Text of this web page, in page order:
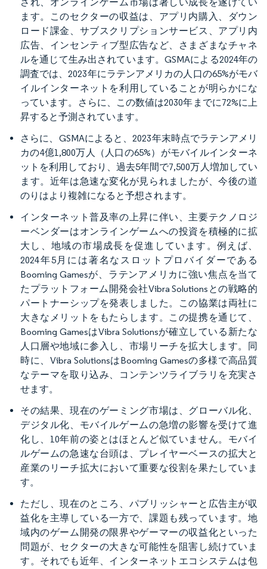
ます。このセクターの収益は、アプリ内購入、ダウン
ロード課金、サブスクリプションサービス、アプリ内
広告、インセンティブ型広告など、さまざまなチャネ
ルを通じて生み出されています。GSMAによる2024年の
調査では、2023年にラテンアメリカの人口の65%がモバ
イルインターネットを利用していることが明らかにな
っています。さらに、この数値は2030年までに72%に上
昇すると予測されています。
さらに、GSMAによると、2023年末時点でラテンアメリ
カの4億1,800万人（人口の65%）がモバイルインターネ
ットを利用しており、過去5年間で7,500万人増加してい
ます。近年は急速な変化が見られましたが、今後の道
のりはより複雑になると予想されます。
インターネット普及率の上昇に伴い、主要テクノロジ
ーベンダーはオンラインゲームへの投資を積極的に拡
大し、地域の市場成長を促進しています。例えば、
2024年5月には著名なスロットプロバイダーである
Booming Gamesが、ラテンアメリカに強い焦点を当て
たプラットフォーム開発会社Vibra Solutionsとの戦略的
パートナーシップを発表しました。この協業は両社に
大きなメリットをもたらします。この提携を通じて、
Booming GamesはVibra Solutionsが確立している新たな
人口層や地域に参入し、市場リーチを拡大します。同
時に、Vibra SolutionsはBooming Gamesの多様で高品質
なテーマを取り込み、コンテンツライブラリを充実さ
せます。
その結果、現在のゲーミング市場は、グローバル化、
デジタル化、モバイルゲームの急増の影響を受けて進
化し、10年前の姿とはほとんど似ていません。モバイ
ルゲームの急速な台頭は、プレイヤーベースの拡大と
産業のリーチ拡大において重要な役割を果たしていま
す。
ただし、現在のところ、パブリッシャーと広告主が収
益化を主導している一方で、課題も残っています。地
域内のゲーム開発の限界やゲーマーの収益化といった
問題が、セクターの大きな可能性を阻害し続けていま
す。それでも近年、インターネットエコシステムは包